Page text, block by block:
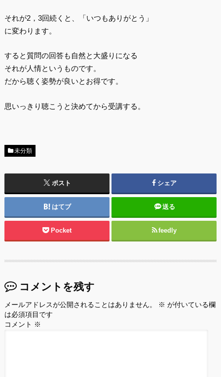
それが2，3回続くと、「いつもありがとう」
に変わります。
すると質問の回答も自然と大盛りになる
それが人情というものです。
だから聴く姿勢が良いとお得です。
思いっきり聴こうと決めてから受講する。
未分類
ポスト シェア
はてブ 送る
Pocket feedly
コメントを残す
メールアドレスが公開されることはありません。 ※ が付いている欄
は必須項目です
コメント ※